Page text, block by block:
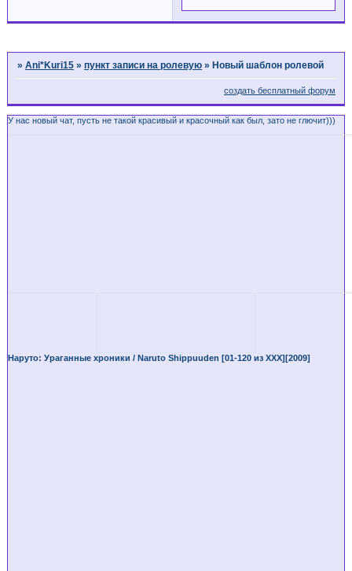
»Ani*Kuri15 »пункт записи на ролевую » Новый шаблон ролевой
создать бесплатный форум
У нас новый чат, пусть не такой красивый и красочный как был, зато не глючит)))
Наруто: Ураганные хроники / Naruto Shippuuden [01-120 из XXX][2009]